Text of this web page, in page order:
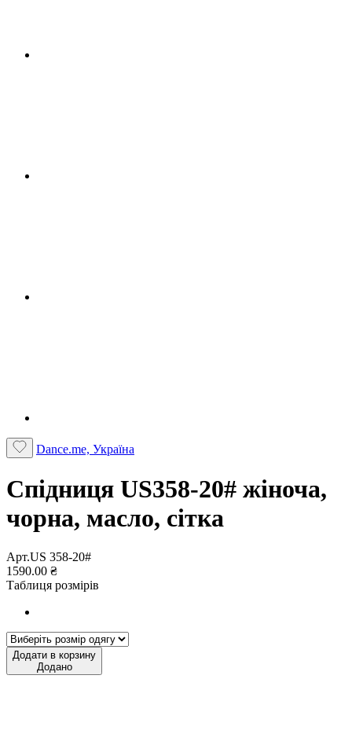
Dance.me, Україна
Спідниця US358-20# жіноча,
чорна, масло, сітка
Арт.US 358-20#
1590.00 ₴
Таблиця розмірів
Додати в корзину
Додано